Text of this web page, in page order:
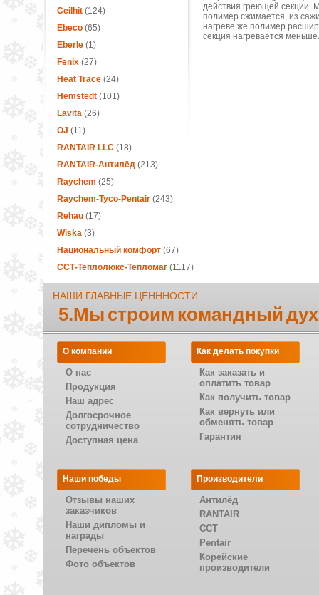
Ceilhit(124)
Ebeco(65)
Eberle(1)
Fenix(27)
Heat Trace(24)
Hemstedt(101)
Lavita(26)
OJ (11)
RANTAIR LLC(18)
RANTAIR-Антилёд(213)
Raychem (25)
Raychem-Tyco-Pentair (243)
Rehau(17)
Wiska(3)
Национальный комфорт(67)
ССТ-Теплолюкс-Тепломаг(1117)
действия греющей секции.
полимер сжимается, из
нагреве же полимер
секция нагревается меньше.
НАШИ ГЛАВНЫЕ ЦЕНННОСТИ
5.Мы строим командный
О компании
О нас
Продукция
Наш адрес
Долгосрочное
сотрудничество
Доступная цена
Как делать покупки
Как заказать и
оплатить товар
Как получить товар
Как вернуть или
обменять товар
Гарантия
Наши победы
Отзывы наших
заказчиков
Наши дипломы и
награды
Перечень объектов
Фото объектов
Производители
Антилёд
RANTAIR
CCT
Pentair
Корейские
производители